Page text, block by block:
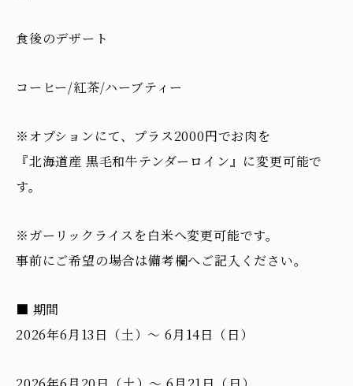
食後のデザート
コーヒー/紅茶/ハーブティー
※オプションにて、プラス2000円でお肉を
『北海道産 黒毛和牛テンダーロイン』に変更可能で
す。
※ガーリックライスを白米へ変更可能です。
事前にご希望の場合は備考欄へご記入ください。
■ 期間
2026年6月13日（土）〜 6月14日（日）